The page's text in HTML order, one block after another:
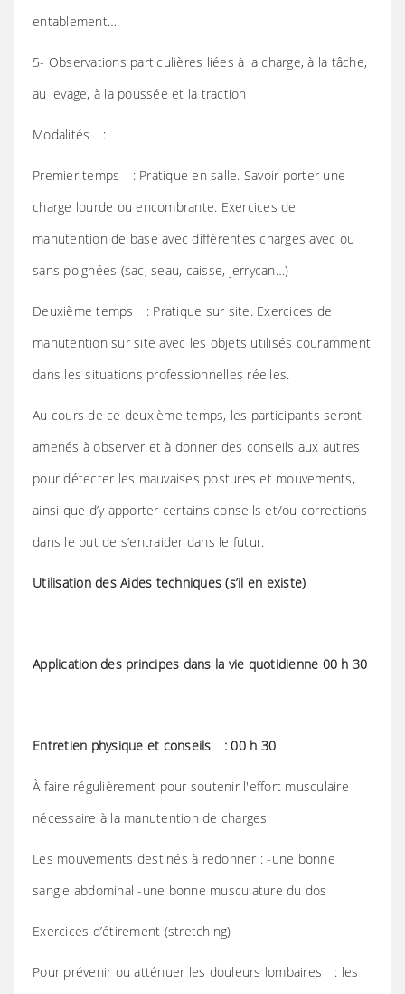
entablement….
5- Observations particulières liées à la charge, à la tâche,
au levage, à la poussée et la traction
Modalités :
Premier temps : Pratique en salle. Savoir porter une
charge lourde ou encombrante. Exercices de
manutention de base avec différentes charges avec ou
sans poignées (sac, seau, caisse, jerrycan…)
Deuxième temps : Pratique sur site. Exercices de
manutention sur site avec les objets utilisés couramment
dans les situations professionnelles réelles.
Au cours de ce deuxième temps, les participants seront
amenés à observer et à donner des conseils aux autres
pour détecter les mauvaises postures et mouvements,
ainsi que d’y apporter certains conseils et/ou corrections
dans le but de s’entraider dans le futur.
Utilisation des Aides techniques (s’il en existe)
Application des principes dans la vie quotidienne 00 h 30
Entretien physique et conseils : 00 h 30
À faire régulièrement pour soutenir l'effort musculaire
nécessaire à la manutention de charges
Les mouvements destinés à redonner : -une bonne
sangle abdominal -une bonne musculature du dos
Exercices d’étirement (stretching)
Pour prévenir ou atténuer les douleurs lombaires : les